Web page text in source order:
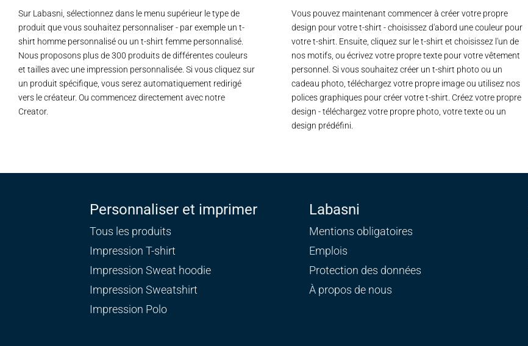
Sur Labasni, sélectionnez dans le menu supérieur le type de
produit que vous souhaitez personnaliser - par exemple un t-
shirt homme personnalisé ou un t-shirt femme personnalisé.
Nous proposons plus de 300 produits de différentes couleurs
et tailles avec une impression personnalisée. Si vous cliquez sur
un produit spécifique, vous serez automatiquement redirigé
vers le créateur. Ou commencez directement avec notre
Creator.
Vous pouvez maintenant commencer à créer votre propre
design pour votre t-shirt - choisissez d'abord une couleur pour
votre t-shirt. Ensuite, cliquez sur le t-shirt et choisissez l'un de
nos motifs, ou écrivez votre propre texte pour votre vêtement
personnel. Si vous souhaitez créer un t-shirt photo ou un
cadeau photo, téléchargez votre propre image ou utilisez nos
polices graphiques pour créer votre t-shirt. Créez votre propre
design - téléchargez votre propre photo, votre texte ou un
design prédéfini.
Personnaliser et imprimer
Tous les produits
Impression T-shirt
Impression Sweat hoodie
Impression Sweatshirt
Impression Polo
Labasni
Mentions obligatoires
Emplois
Protection des données
À propos de nous